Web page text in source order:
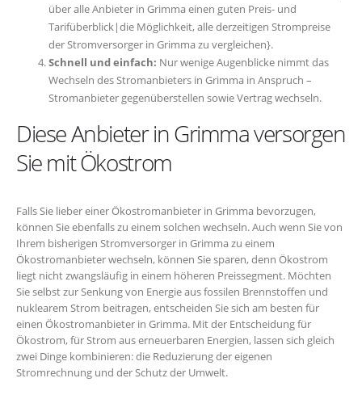
über alle Anbieter in Grimma einen guten Preis- und
Tarifüberblick|die Möglichkeit, alle derzeitigen Strompreise
der Stromversorger in Grimma zu vergleichen}.
Schnell und einfach: Nur wenige Augenblicke nimmt das
Wechseln des Stromanbieters in Grimma in Anspruch –
Stromanbieter gegenüberstellen sowie Vertrag wechseln.
Diese Anbieter in Grimma versorgen
Sie mit Ökostrom
Falls Sie lieber einer Ökostromanbieter in Grimma bevorzugen,
können Sie ebenfalls zu einem solchen wechseln. Auch wenn Sie von
Ihrem bisherigen Stromversorger in Grimma zu einem
Ökostromanbieter wechseln, können Sie sparen, denn Ökostrom
liegt nicht zwangsläufig in einem höheren Preissegment. Möchten
Sie selbst zur Senkung von Energie aus fossilen Brennstoffen und
nuklearem Strom beitragen, entscheiden Sie sich am besten für
einen Ökostromanbieter in Grimma. Mit der Entscheidung für
Ökostrom, für Strom aus erneuerbaren Energien, lassen sich gleich
zwei Dinge kombinieren: die Reduzierung der eigenen
Stromrechnung und der Schutz der Umwelt.